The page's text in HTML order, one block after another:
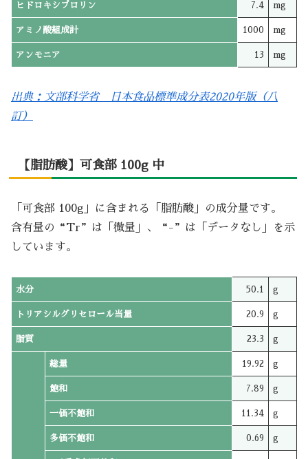
ヒドロキシプロリン 7.4 mg
アミノ酸組成計 1000 mg
アンモニア 13 mg
出典：文部科学省 日本食品標準成分表2020年版（八
訂）
【脂肪酸】可食部 100g 中
「可食部 100g」に含まれる「脂肪酸」の成分量です。
含有量の“Tr”は「微量」、“-”は「データなし」を示
しています。
水分 50.1 g
トリアシルグリセロール当量 20.9 g
脂質 23.3 g
総量 19.92 g
飽和 7.89 g
一価不飽和 11.34 g
多価不飽和 0.69 g